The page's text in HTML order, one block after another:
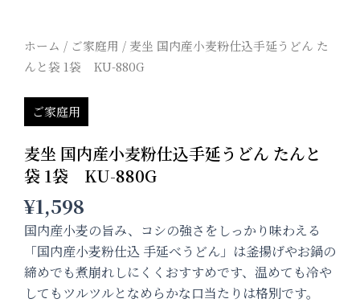
ホーム / ご家庭用 / 麦坐 国内産小麦粉仕込手延うどん た
んと袋 1袋 KU-880G
ご家庭用
麦坐 国内産小麦粉仕込手延うどん たんと
袋 1袋 KU-880G
¥1,598
国内産小麦の旨み、コシの強さをしっかり味わえる
「国内産小麦粉仕込 手延べうどん」は釜揚げやお鍋の
締めでも煮崩れしにくくおすすめです、温めても冷や
してもツルツルとなめらかな口当たりは格別です。